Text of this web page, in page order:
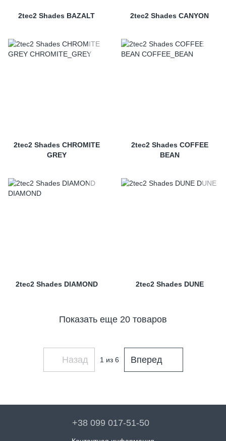
2tec2 Shades BAZALT 2tec2 Shades CANYON
2tec2 Shades CHROMITE
GREY
2tec2 Shades COFFEE
BEAN
2tec2 Shades DIAMOND 2tec2 Shades DUNE
Показать еще 20 товаров
Назад 1из 6 Вперед
+38 099 017-51-50